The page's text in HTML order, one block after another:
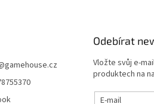
gamehouse.cz
Odebírat
Vložte svůj e-
produktech na
E-mail